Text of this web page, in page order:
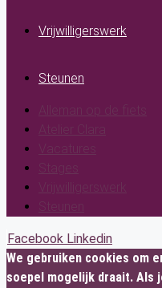
Vrijwilligerswerk
Steunen
Alleman op de fiets
Atelier Clara
Vacatures
Stages
Vrijwilligerswerk
Steunen
Facebook Linkedin
We gebruiken cookies om
soepel mogelijk draait. Als